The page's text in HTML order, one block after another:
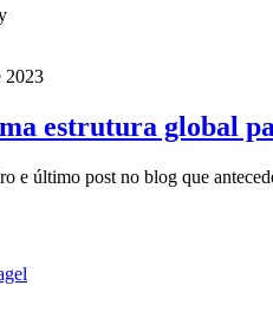
2023
estrutura global
e último post no blog que